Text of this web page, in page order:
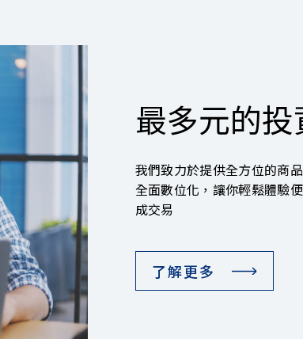
最多元的
我們致力於提供全方位的商
全面數位化，讓你輕鬆體驗
成交易
了解更多